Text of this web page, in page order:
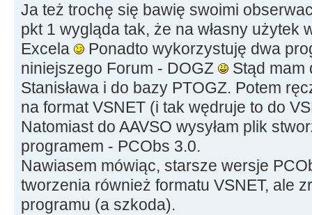
Ja też trochę się bawię swoimi
pkt 1 wygląda tak, że na własny użytek
Excela
Ponadto wykorzystuję dwa
niniejszego Forum - DOGZ
Stąd mam
Stanisława i do bazy PTOGZ. Potem
na format VSNET (i tak wędruje to do
Natomiast do AAVSO wysyłam plik
programem - PCObs 3.0.
Nawiasem mówiąc, starsze wersje
tworzenia również formatu VSNET, ale
programu (a szkoda).